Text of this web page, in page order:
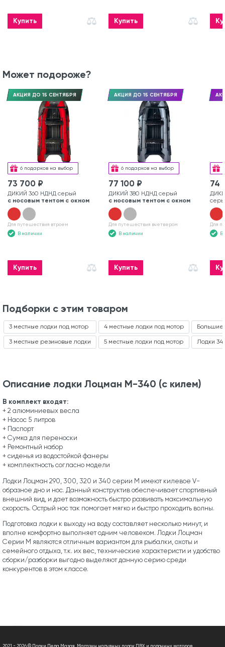
Купить Купить
Может подороже?
6 подарков на выбор
АКЦИЯ ДО 15 СЕНТЯБРЯ
73 700 ₽
ДИКИЙ 360 НДНД серый
с носовым тентом с окном
Для путешествия втроем
В наличии
Купить
6 подарков на выбор
АКЦИЯ ДО 15 СЕНТЯБРЯ
77 100 ₽
ДИКИЙ 380 НДНД серый
с носовым тентом с окном
Для путешествия вчетвером
В наличии
Купить
74
Для
В
Подборки с этим товаром
3 местные лодки под мотор
3 местные резиновые лодки
4 местные лодки под мотор
5 местные лодки под мотор
Большие
Лодки
Описание лодки Лоцман М-340 (с килем)
В комплект входят:
+ 2 алюминиевых весла
+ Насос 5 литров
+ Паспорт
+ Сумка для переноски
+ Ремонтный набор
+ сиденья из водостойкой фанеры
+ комплектность согласно модели
Лодки Лоцман 290, 300, 320 и 340 серии М имеют килевое V-
образное дно и нос. Данный конструктив обеспечивает спортивный
внешний вид, и дает возможность быстро развивать максимальную
скорость. Острый нос так помогает мягко и быстро проходить волны.
Подготовка лодки к выходу на воду составляет несколько минут, и
вполне комфортно выполняет одним человеком. Лодки Лоцман
Серии М являются отличным вариантом для рыбалки, охоты и
семейного отдыха, т.к. их вес, технические характеристи и удобство
сборки/разборки выгодно выделяют данную серию среди
конкурентов в этом классе.
2021 - 2026 © Лодки Деда Мазая. Магазин надувных лодок ПВХ и лодочных моторов